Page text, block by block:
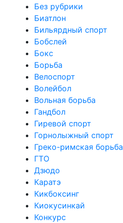
Без рубрики
Биатлон
Бильярдный спорт
Бобслей
Бокс
Борьба
Велоспорт
Волейбол
Вольная борьба
Гандбол
Гиревой спорт
Горнолыжный спорт
Греко-римская борьба
ГТО
Дзюдо
Каратэ
Кикбоксинг
Киокусинкай
Конкурс